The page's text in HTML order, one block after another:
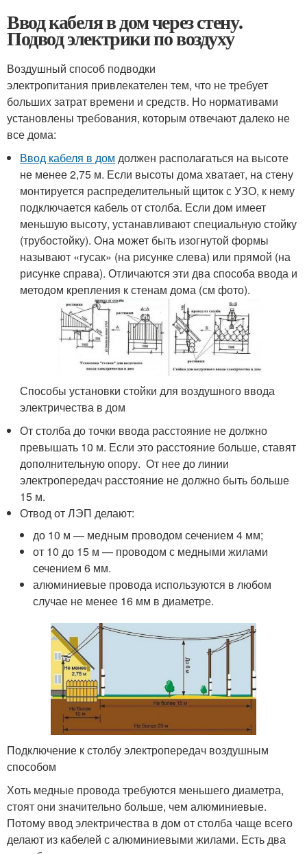
Ввод кабеля в дом через стену.
Подвод электрики по воздуху
Воздушный способ подводки
электропитания привлекателен тем, что не требует
больших затрат времени и средств. Но нормативами
установлены требования, которым отвечают далеко не
все дома:
Ввод кабеля в дом должен располагаться на высоте
не менее 2,75 м. Если высоты дома хватает, на стену
монтируется распределительный щиток с УЗО, к нему
подключается кабель от столба. Если дом имеет
меньшую высоту, устанавливают специальную стойку
(трубостойку). Она может быть изогнутой формы
называют «гусак» (на рисунке слева) или прямой (на
рисунке справа). Отличаются эти два способа ввода и
методом крепления к стенам дома (см фото).
Способы установки стойки для воздушного ввода
электричества в дом
От столба до точки ввода расстояние не должно
превышать 10 м. Если это расстояние больше, ставят
дополнительную опору. От нее до линии
электропередач расстояние не должно быть больше
15 м.
Отвод от ЛЭП делают:
до 10 м — медным проводом сечением 4 мм;
от 10 до 15 м — проводом с медными жилами
сечением 6 мм.
алюминиевые провода используются в любом
случае не менее 16 мм в диаметре.
Подключение к столбу электропередач воздушным
способом
Хоть медные провода требуются меньшего диаметра,
стоят они значительно больше, чем алюминиевые.
Потому ввод электричества в дом от столба чаще всего
делают из кабелей с алюминиевыми жилами. Есть два